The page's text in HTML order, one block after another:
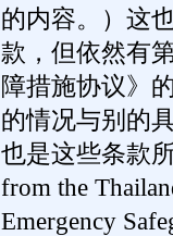
的内容。）这
款，但依然有
障措施协议》
的情况与别的
也是这些条款
from the
Emergency